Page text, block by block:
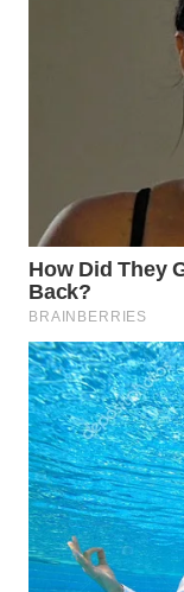
WN
PRIANGAN
TIMUR
WN
SEMARANG
WN
SOLO
WN
BOROBUDUR
WN